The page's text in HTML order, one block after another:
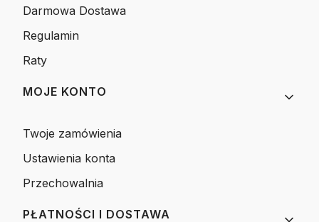
Darmowa Dostawa
Regulamin
Raty
MOJE KONTO
Twoje zamówienia
Ustawienia konta
Przechowalnia
PŁATNOŚCI I DOSTAWA